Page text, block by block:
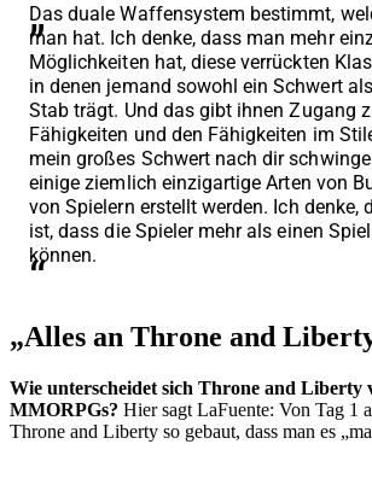
Das duale Waffensystem bestimmt,
man hat. Ich denke, dass man mehr
Möglichkeiten hat, diese verrückten
in denen jemand sowohl ein Schwert
Stab trägt. Und das gibt ihnen Zugang
Fähigkeiten und den Fähigkeiten im
mein großes Schwert nach dir
einige ziemlich einzigartige Arten von
von Spielern erstellt werden. Ich denke,
ist, dass die Spieler mehr als einen
können.
„Alles an Throne and
Wie unterscheidet sich Throne and Liberty
MMORPGs? Hier sagt LaFuente: Von Tag 1
Throne and Liberty so gebaut, dass man es